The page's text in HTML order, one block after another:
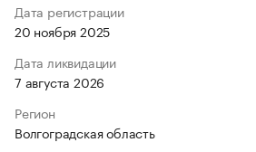
Дата регистрации
20 ноября 2025
Дата ликвидации
7 августа 2026
Регион
Волгоградская область